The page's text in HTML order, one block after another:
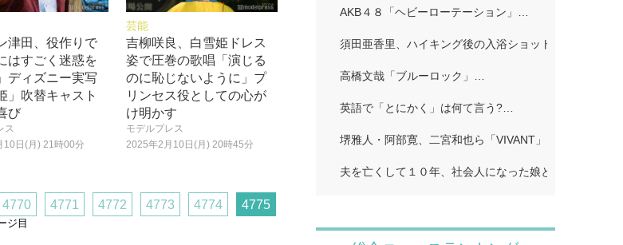
津田、役作りで
はすごく迷惑を
ディズニー実写
」吹替キャスト
び
ス
10日(月) 21時00分
芸能
吉柳咲良、白雪姫ドレス
姿で圧巻の歌唱「演じる
のに恥じないように」プ
リンセス役としての心が
け明かす
モデルプレス
2025年2月10日(月) 20時45分
4770 4771 4772 4773 4774 4775
ジ目
AKB４８「ヘビーローテーション」…
須田亜香里、ハイキング後の入浴ショット公開「ドキ
高橋文哉「ブルーロック」…
英語で「とにかく」は何て言う?…
堺雅人・阿部寛、二宮和也ら「VIVANT」…
夫を亡くして１０年、社会人になった娘とふたり暮ら